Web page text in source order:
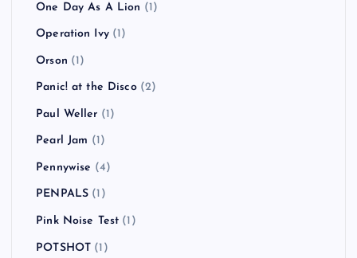
One Day As A Lion (1)
Operation Ivy(1)
Orson (1)
Panic! at the Disco(2)
Paul Weller (1)
Pearl Jam (1)
Pennywise (4)
PENPALS (1)
Pink Noise Test (1)
POTSHOT (1)